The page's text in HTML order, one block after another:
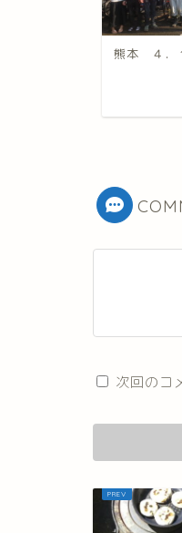
熊本 ４．
次回のコ